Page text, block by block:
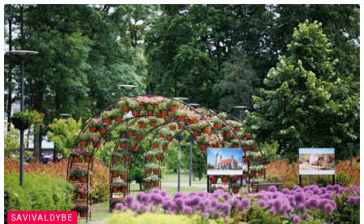
SAVIVALDYBE